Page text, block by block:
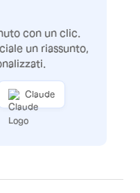
con un clic.
un riassunto,
Claude